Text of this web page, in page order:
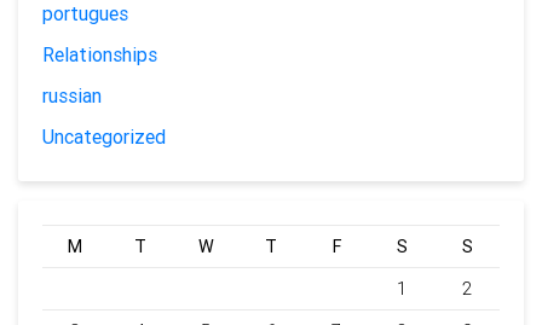
portugues
Relationships
russian
Uncategorized
M T W T F S
S
1
2